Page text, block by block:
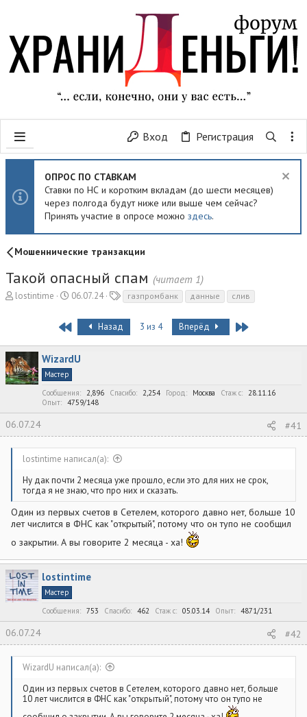
Вход Регистрация
ОПРОС ПО СТАВКАМ
Ставки по НС и коротким вкладам (до шести месяцев)
через полгода будут ниже или выше чем сейчас?
Принять участие в опросе можно здесь.
Мошеннические транзакции
Такой опасный спам (читает 1)
А
р
т
е
м
lostintime
Д
т
а
н
а
ч
а
л
а
06.07.24
г
и
газпромбанк данные слив
First Назад 3 из 4 Вперёд Last
WizardU
Мастер
Сообщения
2,896 Спасибо 2,254 Город Москва Стаж c
28.11.16
Опыт
4759/148
06.07.24 #41
lostintime написал(а):
Ну дак почти 2 месяца уже прошло, если это для них не срок,
тогда я не знаю, что про них и сказать.
Один из первых счетов в Сетелем, которого давно нет, больше 10
лет числится в ФНС как "открытый", потому что он тупо не сообщил
о закрытии. А вы говорите 2 месяца - ха!
lostintime
Мастер
Сообщения
753 Спасибо 462 Стаж c 05.03.14 Опыт 4871/231
06.07.24 #42
WizardU написал(а):
Один из первых счетов в Сетелем, которого давно нет, больше
10 лет числится в ФНС как "открытый", потому что он тупо не